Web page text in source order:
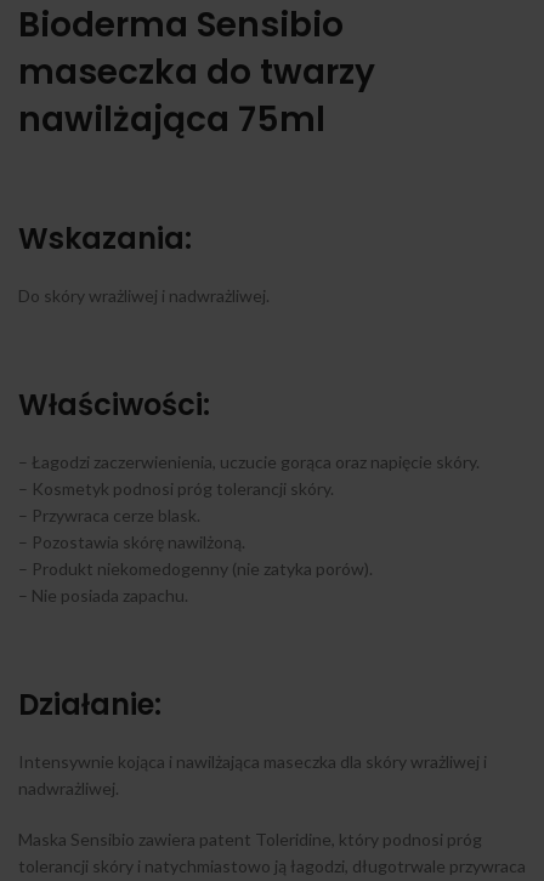
Bioderma Sensibio
maseczka do twarzy
nawilżająca 75ml
Wskazania:
Do skóry wrażliwej i nadwrażliwej.
Właściwości:
– Łagodzi zaczerwienienia, uczucie gorąca oraz napięcie skóry.
– Kosmetyk podnosi próg tolerancji skóry.
– Przywraca cerze blask.
– Pozostawia skórę nawilżoną.
– Produkt niekomedogenny (nie zatyka porów).
– Nie posiada zapachu.
Działanie:
Intensywnie kojąca i nawilżająca maseczka dla skóry wrażliwej i
nadwrażliwej.
Maska Sensibio zawiera patent Toleridine, który podnosi próg
tolerancji skóry i natychmiastowo ją łagodzi, długotrwale przywraca